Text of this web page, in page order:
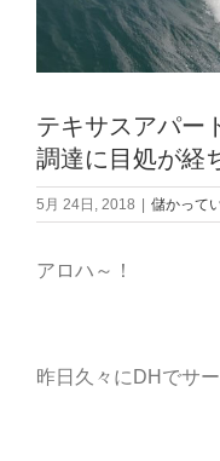
テキサスアパー
調達に目処が経
5月 24日, 2018 儲かって
アロハ～！
昨日久々にDHでサ